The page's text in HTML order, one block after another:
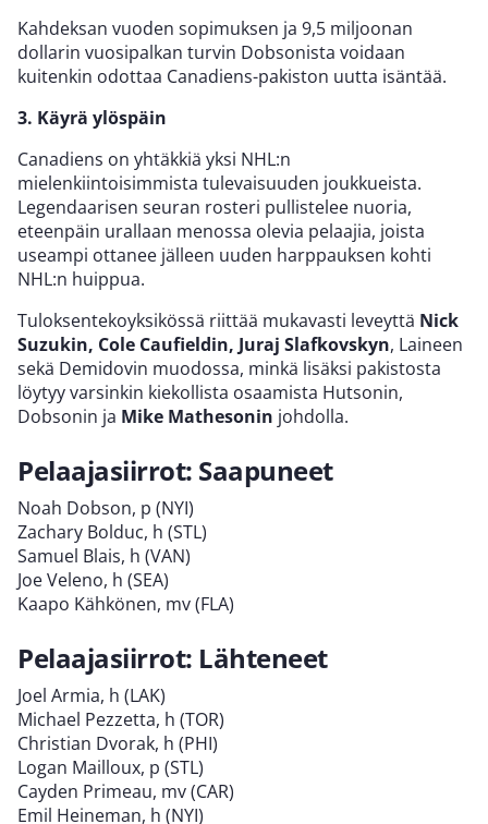
Kahdeksan vuoden sopimuksen ja 9,5 miljoonan
dollarin vuosipalkan turvin Dobsonista voidaan
kuitenkin odottaa Canadiens-pakiston uutta isäntää.
3. Käyrä ylöspäin
Canadiens on yhtäkkiä yksi NHL:n
mielenkiintoisimmista tulevaisuuden joukkueista.
Legendaarisen seuran rosteri pullistelee nuoria,
eteenpäin urallaan menossa olevia pelaajia, joista
useampi ottanee jälleen uuden harppauksen kohti
NHL:n huippua.
Tuloksentekoyksikössä riittää mukavasti leveyttä Nick
Suzukin, Cole Caufieldin, Juraj Slafkovskyn, Laineen
sekä Demidovin muodossa, minkä lisäksi pakistosta
löytyy varsinkin kiekollista osaamista Hutsonin,
Dobsonin ja Mike Mathesonin johdolla.
Pelaajasiirrot: Saapuneet
Noah Dobson, p (NYI)
Zachary Bolduc, h (STL)
Samuel Blais, h (VAN)
Joe Veleno, h (SEA)
Kaapo Kähkönen, mv (FLA)
Pelaajasiirrot: Lähteneet
Joel Armia, h (LAK)
Michael Pezzetta, h (TOR)
Christian Dvorak, h (PHI)
Logan Mailloux, p (STL)
Cayden Primeau, mv (CAR)
Emil Heineman, h (NYI)